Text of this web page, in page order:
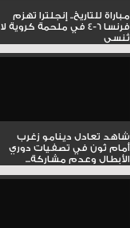
مباراة للتاريخ.. إنجلترا تهزم
فرنسا 6-4 في ملحمة كروية لا
تُنسى
شاهد تعادل دينامو زغرب
أمام ثون في تصفيات دوري
الأبطال وعدم مشاركة...